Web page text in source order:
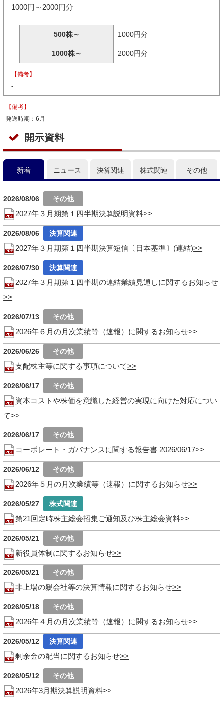
1000円～2000円分
500株～ 1000円分
1000株～ 2000円分
【備考】
-
【備考】
発送時期：6月
開示資料
新着 ニュース 決算関連 株式関連 その他
2026/08/06
2027年３月期第１四半期決算説明資料
2026/08/06
2027年３月期第１四半期決算短信〔日本基準〕(連結)
2026/07/30
2027年３月期第１四半期の連結業績見通しに関するお知らせ
2026/07/13
2026年６月の月次業績等（速報）に関するお知らせ
2026/06/26
支配株主等に関する事項について
2026/06/17
資本コストや株価を意識した経営の実現に向けた対応につい
て
2026/06/17
コーポレート・ガバナンスに関する報告書 2026/06/17
2026/06/12
2026年５月の月次業績等（速報）に関するお知らせ
2026/05/27
第21回定時株主総会招集ご通知及び株主総会資料
2026/05/21
新役員体制に関するお知らせ
2026/05/21
非上場の親会社等の決算情報に関するお知らせ
2026/05/18
2026年４月の月次業績等（速報）に関するお知らせ
2026/05/12
剰余金の配当に関するお知らせ
2026/05/12
2026年3月期決算説明資料